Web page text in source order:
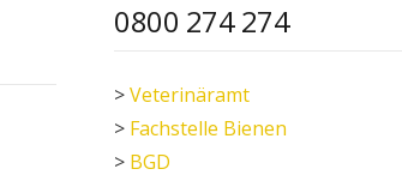
0800 274 274
>Veterinäramt
> Fachstelle Bienen
> BGD